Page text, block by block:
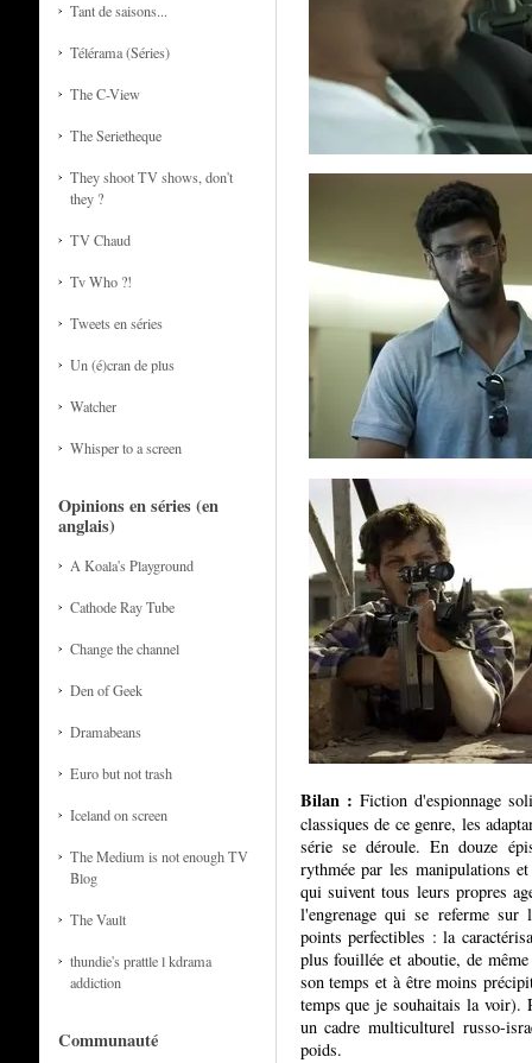
Tant de saisons...
Télérama (Séries)
The C-View
The Serietheque
They shoot TV shows, don't
they ?
TV Chaud
Tv Who ?!
Tweets en séries
Un (é)cran de plus
Watcher
Whisper to a screen
Opinions en séries (en
anglais)
A Koala's Playground
Cathode Ray Tube
Change the channel
Den of Geek
Dramabeans
Euro but not trash
Iceland on screen
The Medium is not enough TV
Blog
The Vault
thundie's prattle l kdrama
addiction
Communauté
Bilan : Fiction d'espionnage
classiques de ce genre, les
série se déroule. En douze
rythmée par les manipulations
qui suivent tous leurs propres
l'engrenage qui se referme
points perfectibles : la
plus fouillée et aboutie, de
son temps et à être moins
temps que je souhaitais la voir).
un cadre multiculturel russo-
poids.